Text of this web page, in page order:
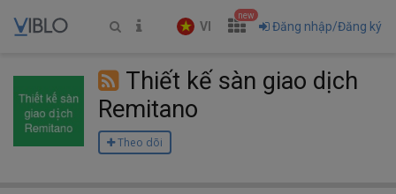
VI
new
Đăng nhập/Đăng ký
Thiết kế sàn giao dịch
Remitano
Theo dõi